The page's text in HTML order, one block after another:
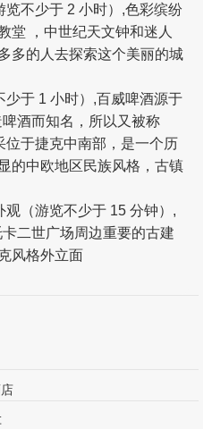
览不少于 2 小时）,色彩缤纷
堂 ，中世纪天文钟和迷人
多的人去探索这个美丽的城
少于 1 小时）,百威啤酒源于
酒而知名，所以又被称
位于捷克中南部，是一个历
的中欧地区民族风格，古镇
观（游览不少于 15 分钟）,
二世广场周边重要的古建
风格外立面